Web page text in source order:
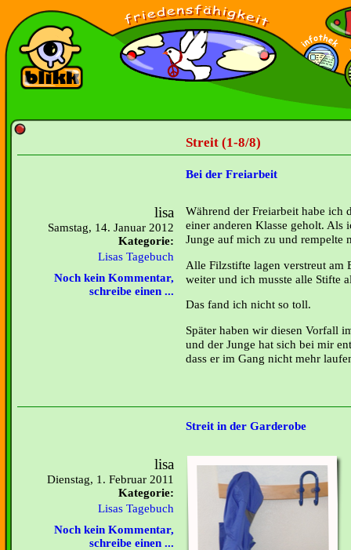
Streit (1-8/8)
Bei der Freiarbeit
lisa
Samstag, 14. Januar 2012
Kategorie:
Lisas Tagebuch
Noch kein Kommentar,
schreibe einen ...
Während der Freiarbeit habe
einer anderen Klasse geholt. Als
Junge auf mich zu und rempelte
Alle Filzstifte lagen verstreut am
weiter und ich musste alle Stifte
Das fand ich nicht so toll.
Später haben wir diesen Vorfall
und der Junge hat sich bei mir
dass er im Gang nicht mehr
Streit in der Garderobe
lisa
Dienstag, 1. Februar 2011
Kategorie:
Lisas Tagebuch
Noch kein Kommentar,
schreibe einen ...